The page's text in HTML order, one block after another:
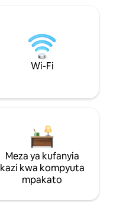
Wi-Fi
Meza ya kufanyia
kazi kwa kompyuta
mpakato